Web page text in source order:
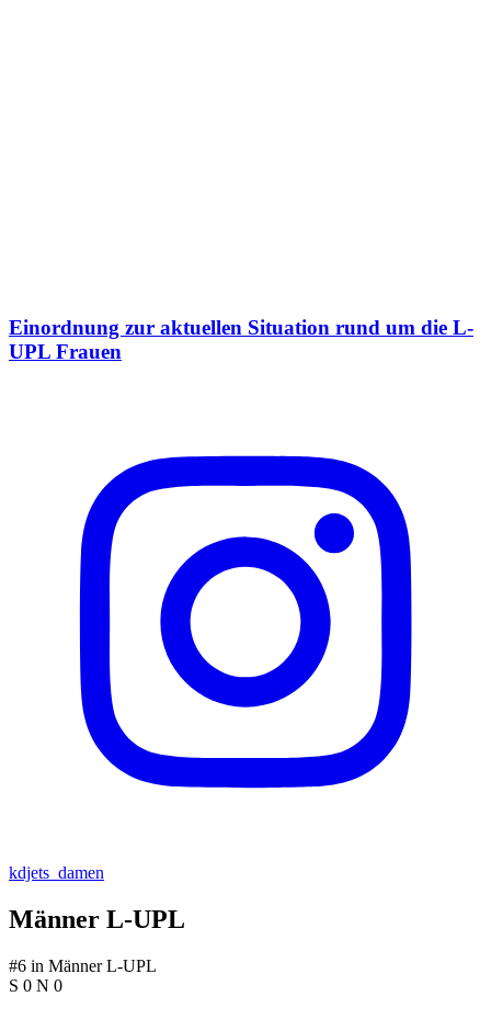
Einordnung zur aktuellen Situation rund um die L-
UPL Frauen
kdjets_damen
Männer L-UPL
#6 in Männer L-UPL
S 0 N 0